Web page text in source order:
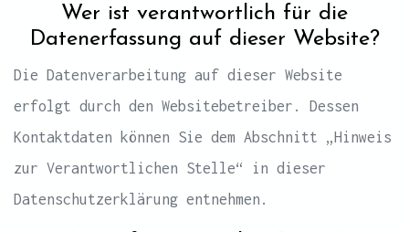
Wer ist verantwortlich für die
Datenerfassung auf dieser Website?
Die Datenverarbeitung auf dieser Website
erfolgt durch den Websitebetreiber. Dessen
Kontaktdaten können Sie dem Abschnitt „Hinweis
zur Verantwortlichen Stelle“ in dieser
Datenschutzerklärung entnehmen.